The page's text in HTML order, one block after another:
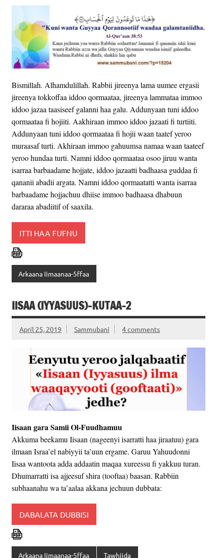
Bismillah. Alhamdulillah. Rabbii jireenya lama uumee ergasii
jireenya tokkoffaa iddoo qormaataa, jireenya lammataa immoo
iddoo jazaa taasiseef galanni haa galu. Addunyaan tuni iddoo
qormaataa fi hojiiti. Aakhiraan immoo iddoo jazaati fi turtiiti.
Addunyaan tuni iddoo qormaataa fi hojii waan taatef yeroo
muraasaf turti. Akhiraan immoo gahuumsa namaa waan taateef
yeroo hundaa turti. Namni iddoo qormaataa osoo jiruu wanta
isarraa barbaadame hojjate, iddoo jazaatti badhaasa guddaa fi
qananii abadii argata. Namni iddoo qormaatatti wanta isarraa
barbaadame hojjachuu dhiise immoo badhaasa dhabuun
dararaa abadiitif of saaxila.
ITTI HAA FUFNU
Arkaana Iimaanaa-5ffaa
IISAA (IYYASUUS)-KUTAA-2
April 25, 2019 Sammubani 4 comments
Iisaan gara Samii Ol-Fuudhamuu
Akkuma beekamu Iisaan (nageenyi isarratti haa jiraatuu) gara
ilmaan Israa’el nabiyyii ta’uun ergame. Garuu Yahuudonni
Iisaa wantoota adda addaatin maqaa xureessu fi yakkuu turan.
Dhumarratti isa ajjeesuf shira (tooftaa) baasan. Rabbiin
subhaanahu wa ta’aalaa akkana jechuun dubbata:
DABALATA DUBBISI
Arkaana Iimaanaa-5ffaa Tawhiida